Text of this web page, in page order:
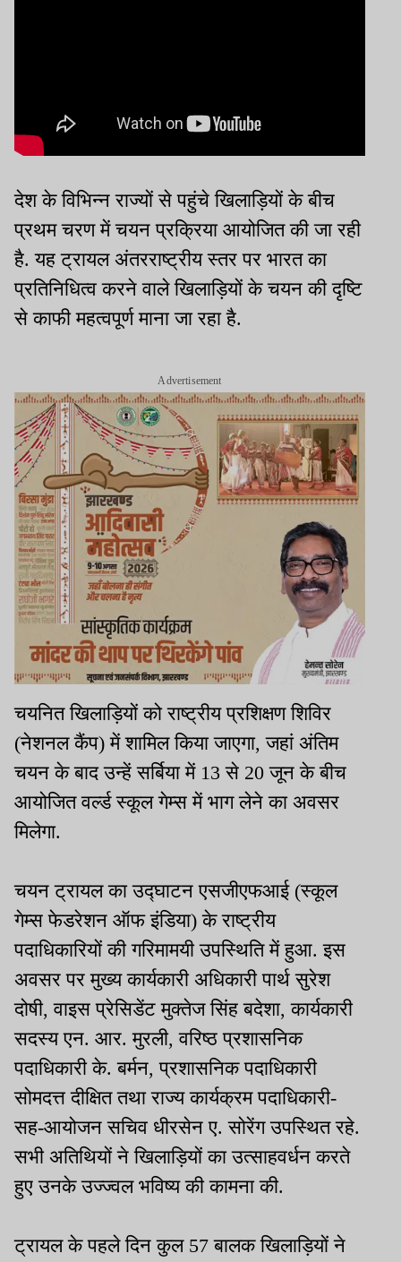
देश के विभिन्न राज्यों से पहुंचे खिलाड़ियों के बीच
प्रथम चरण में चयन प्रक्रिया आयोजित की जा रही
है. यह ट्रायल अंतरराष्ट्रीय स्तर पर भारत का
प्रतिनिधित्व करने वाले खिलाड़ियों के चयन की दृष्टि
से काफी महत्वपूर्ण माना जा रहा है.
Advertisement
चयनित खिलाड़ियों को राष्ट्रीय प्रशिक्षण शिविर
(नेशनल कैंप) में शामिल किया जाएगा, जहां अंतिम
चयन के बाद उन्हें सर्बिया में 13 से 20 जून के बीच
आयोजित वर्ल्ड स्कूल गेम्स में भाग लेने का अवसर
मिलेगा.
चयन ट्रायल का उद्घाटन एसजीएफआई (स्कूल
गेम्स फेडरेशन ऑफ इंडिया) के राष्ट्रीय
पदाधिकारियों की गरिमामयी उपस्थिति में हुआ. इस
अवसर पर मुख्य कार्यकारी अधिकारी पार्थ सुरेश
दोषी, वाइस प्रेसिडेंट मुक्तेज सिंह बदेशा, कार्यकारी
सदस्य एन. आर. मुरली, वरिष्ठ प्रशासनिक
पदाधिकारी के. बर्मन, प्रशासनिक पदाधिकारी
सोमदत्त दीक्षित तथा राज्य कार्यक्रम पदाधिकारी-
सह-आयोजन सचिव धीरसेन ए. सोरेंग उपस्थित रहे.
सभी अतिथियों ने खिलाड़ियों का उत्साहवर्धन करते
हुए उनके उज्ज्वल भविष्य की कामना की.
ट्रायल के पहले दिन कुल 57 बालक खिलाड़ियों ने